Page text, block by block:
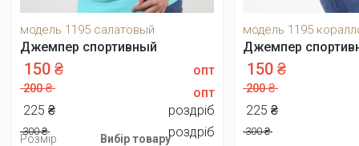
модель 1195 салатовый
Джемпер спортивный
150 ₴ опт
200 ₴
опт
225 ₴
роздріб
300 ₴ роздріб
Розмір Вибір товару
модель 1195
Джемпер
150 ₴
200 ₴
225 ₴
300 ₴